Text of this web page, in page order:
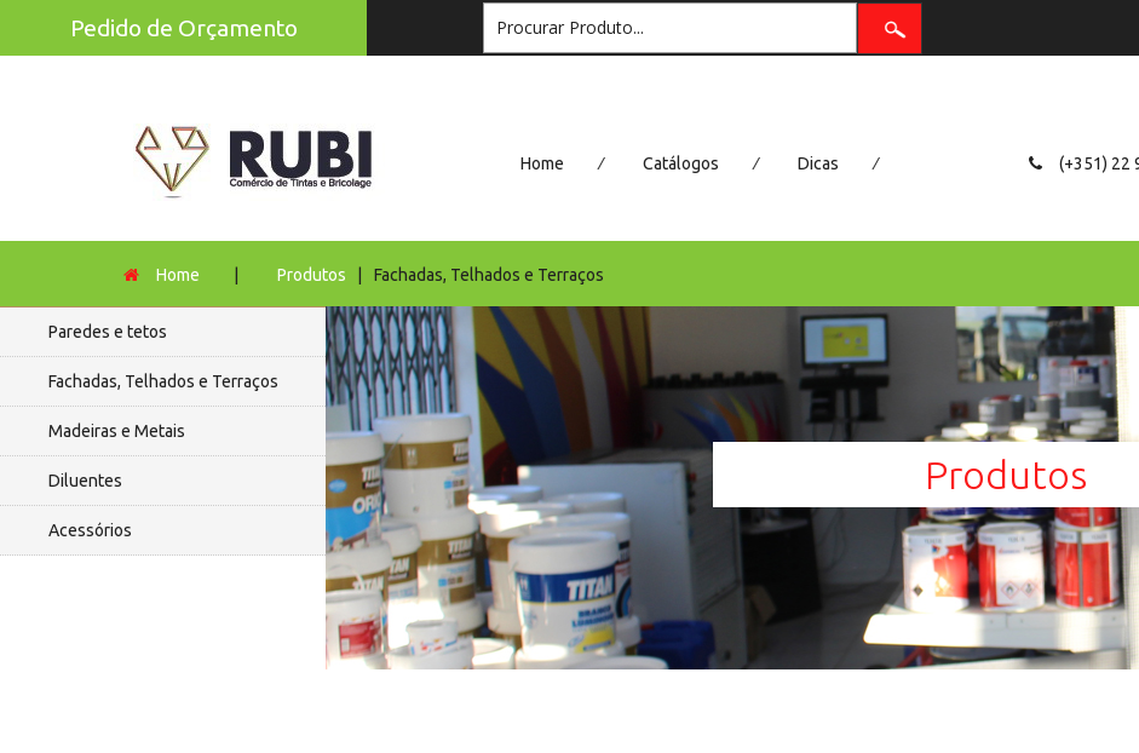
Pedido de Orçamento
Home / Catálogos / Dicas / (+351) 22
Home Produtos Fachadas, Telhados e Terraços
Paredes e tetos
Fachadas, Telhados e Terraços
Madeiras e Metais
Diluentes
Acessórios
Produtos